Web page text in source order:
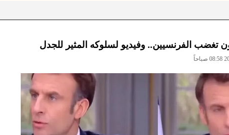
تغضب الفرنسيين.. وفيديو لسلوكه المثير للجدل